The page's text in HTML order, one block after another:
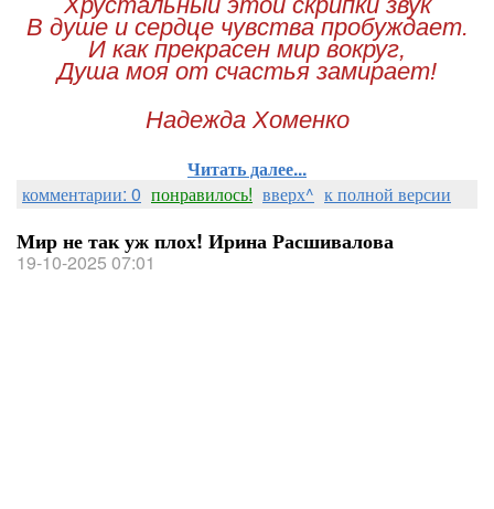
В душе и сердце чувства пробуждает.
И как прекрасен мир вокруг,
Душа моя от счастья замирает!
Надежда Хоменко
Читать далее...
комментарии: 0 понравилось! вверх^ к полной версии
Мир не так уж плох! Ирина Расшивалова
19-10-2025 07:01